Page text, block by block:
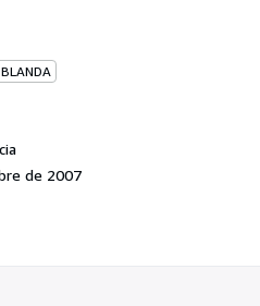
de 2007